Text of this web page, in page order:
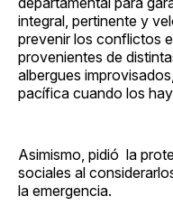
integral, pertinente y
prevenir los conflictos
provenientes de
albergues
pacífica cuando los
Asimismo, pidió la
sociales al
la emergencia.